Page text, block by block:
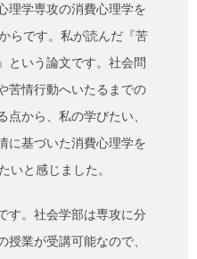
理学専攻の消費心理学を
らです。私が読んだ『苦
という論文です。社会問
苦情行動へいたるまでの
点から、私の学びたい、
に基づいた消費心理学を
いと感じました。
す。社会学部は専攻に分
業が受講可能なので、